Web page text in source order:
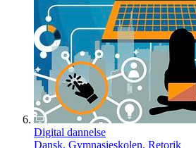
Digital dannelse
Dansk, Gymnasieskolen, Retorik